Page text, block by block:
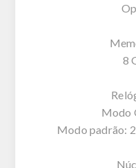
8
Modo
Modo padrão: